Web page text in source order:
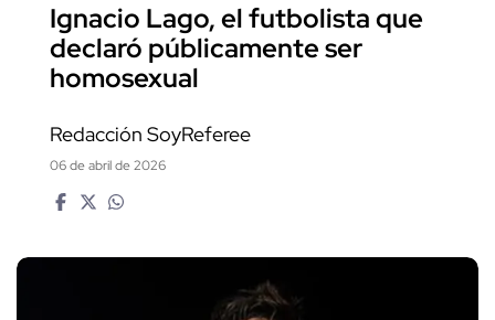
Ignacio Lago, el futbolista que
declaró públicamente ser
homosexual
Redacción SoyReferee
06 de abril de 2026